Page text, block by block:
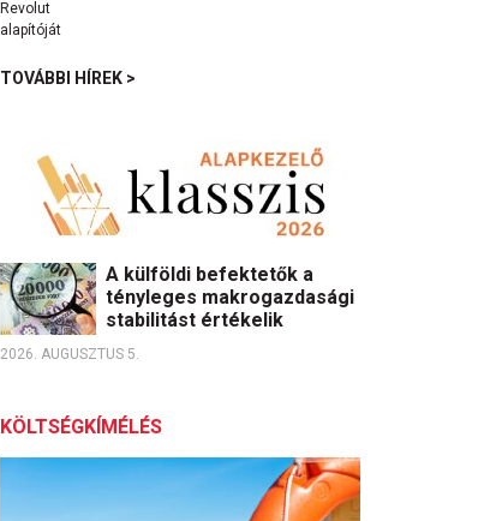
TOVÁBBI HÍREK >
A külföldi befektetők a
tényleges makrogazdasági
stabilitást értékelik
2026. AUGUSZTUS 5.
KÖLTSÉGKÍMÉLÉS